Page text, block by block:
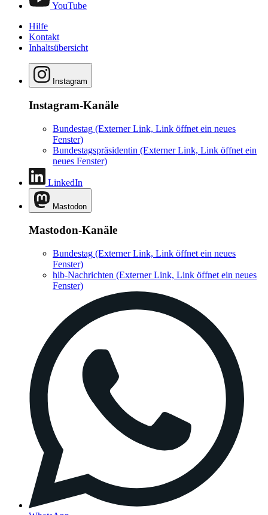
YouTube
Hilfe
Kontakt
Inhaltsübersicht
Instagram
Instagram-Kanäle
Bundestag (Externer Link, Link öffnet ein neues
Fenster)
Bundestagspräsidentin (Externer Link, Link öffnet ein
neues Fenster)
LinkedIn
Mastodon
Mastodon-Kanäle
Bundestag (Externer Link, Link öffnet ein neues
Fenster)
hib-Nachrichten (Externer Link, Link öffnet ein neues
Fenster)